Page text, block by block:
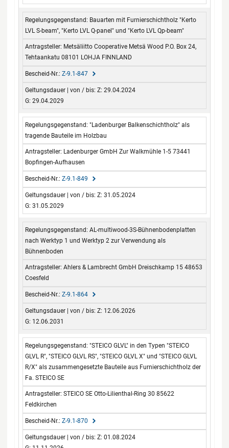
Bauarten mit Furnierschichtholz "Kerto
LVL S-beam", "Kerto LVL Q-panel" und "Kerto LVL Qp-beam"
Metsäliitto Cooperative Metsä Wood P.O. Box 24,
Tehtaankatu 08101 LOHJA FINNLAND
Z-9.1-847
Z: 29.04.2024
G: 29.04.2029
"Ladenburger Balkenschichtholz" als
tragende Bauteile im Holzbau
Ladenburger GmbH Zur Walkmühle 1-5 73441
Bopfingen-Aufhausen
Z-9.1-849
Z: 31.05.2024
G: 31.05.2029
AL-multiwood-3S-Bühnenbodenplatten
nach Werktyp 1 und Werktyp 2 zur Verwendung als
Bühnenboden
Ahlers & Lambrecht GmbH Dreischkamp 15 48653
Coesfeld
Z-9.1-864
Z: 12.06.2026
G: 12.06.2031
"STEICO GLVL" in den Typen "STEICO
GLVL R", "STEICO GLVL RS", "STEICO GLVL X" und "STEICO GLVL
R/X" als zusammengesetzte Bauteile aus Furnierschichtholz der
Fa. STEICO SE
STEICO SE Otto-Lilienthal-Ring 30 85622
Feldkirchen
Z-9.1-870
Z: 01.08.2024